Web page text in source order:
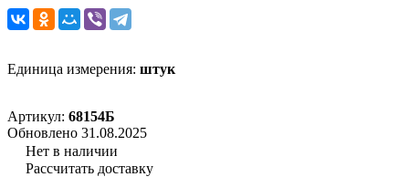
Единица измерения: штук
Артикул: 68154Б
Обновлено 31.08.2025
Нет в наличии
Рассчитать доставку